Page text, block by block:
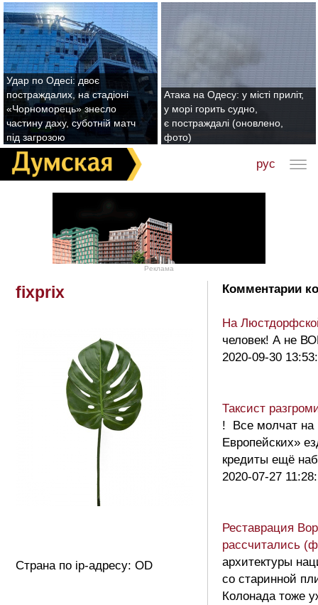
Удар по Одесі: двоє
постраждалих, на стадіоні
«Чорноморець» знесло
частину даху, суботній матч
під загрозою
Атака на Одесу: у місті приліт,
у морі горить судно,
є постраждалі (оновлено,
фото)
рус
Реклама
fixprix
Страна по ip-адресу: OD
Комментарии
На
человек! А не
2020-09-30
Таксист
! Все молчат на
Европейских»
кредиты ещё
2020-07-27
Реставрация
рассчитались
архитектуры
со старинной
Колонада тоже